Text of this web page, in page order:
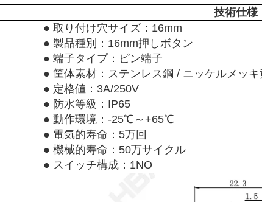
技術仕様
● 取り付け穴サイズ：16mm
● 製品種別：16mm押しボタン
● 端子タイプ：ピン端子
● 筐体素材：ステンレス鋼 / ニッケルメッ
● 定格値：3A/250V
● 防水等級：IP65
● 動作環境：-25℃～+65℃
● 電気的寿命：5万回
● 機械的寿命：50万サイクル
● スイッチ構成：1NO